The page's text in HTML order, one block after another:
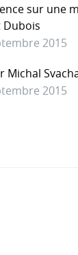
sur une
2015
Michal
2015